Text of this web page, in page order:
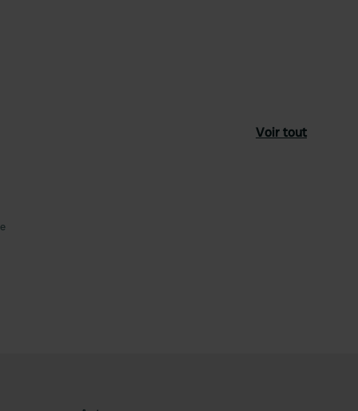
Voir tout